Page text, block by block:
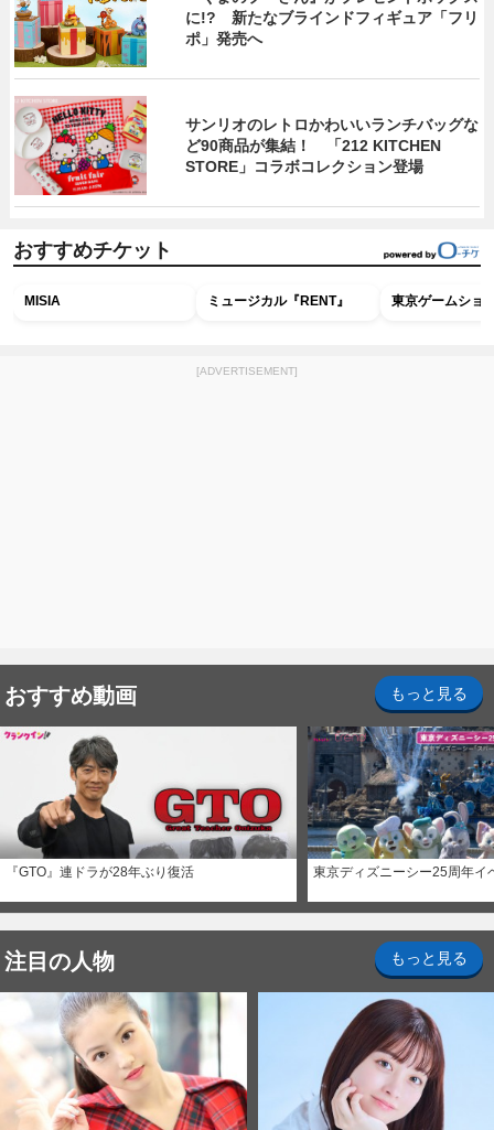
に!? 新たなブラインドフィギュア「フリ
ポ」発売へ
サンリオのレトロかわいいランチバッグな
ど90商品が集結！ 「212 KITCHEN
STORE」コラボコレクション登場
おすすめチケット
MISIA ミュージカル『RENT』 東京ゲームショ
[ADVERTISEMENT]
おすすめ動画 もっと見る
『GTO』連ドラが28年ぶり復活 東京ディズニーシー25周年イ
注目の人物 もっと見る